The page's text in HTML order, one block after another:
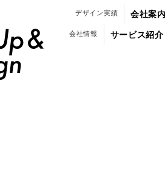
デザイン実績 会社案
会社情報 サービス紹介